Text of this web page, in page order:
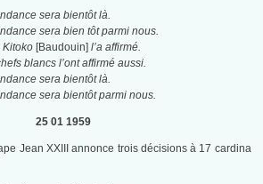
sera bientôt là.
sera bien tôt parmi nous.
Kitoko [Baudouin] l’a affirmé.
blancs l’ont affirmé aussi.
sera bientôt là.
sera bientôt parmi nous.
25 01 1959
Jean XXIII annonce trois décisions à 17 cardina